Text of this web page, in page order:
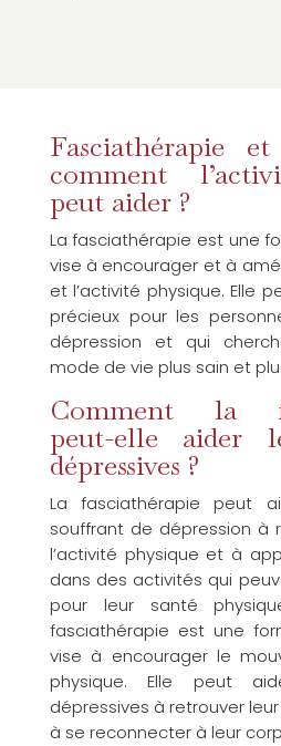
Fasciathérapie
comment
peut aider ?
La fasciathérapie est une
vise à encourager et à
et l’activité physique. Elle
précieux pour les
dépression et qui
mode de vie plus sain et
Comment la
peut-elle aider
dépressives ?
La fasciathérapie peut
souffrant de dépression à
l’activité physique et à
dans des activités qui
pour leur santé
fasciathérapie est une
vise à encourager le
physique. Elle peut
dépressives à retrouver
à se reconnecter à leur